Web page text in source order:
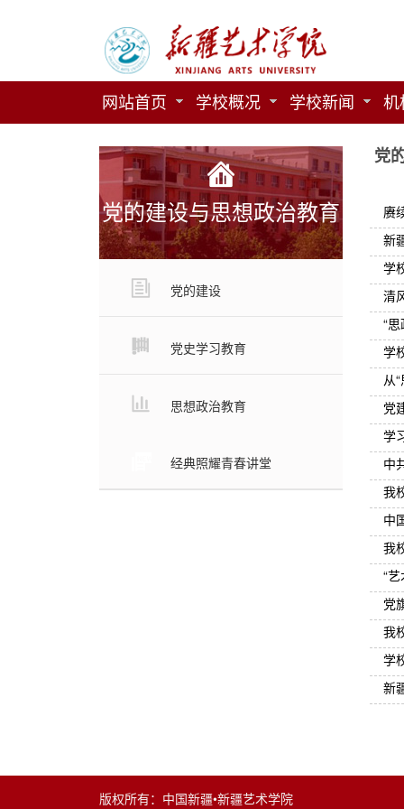
网站首页 学校概况 学校新闻 机
党的建设与思想政治教育
党的建设
党史学习教育
思想政治教育
经典照耀青春讲堂
党
赓
新
学
清
“
学
从
党
学
中
我
中
我
“
党
我
学
新
版权所有：中国新疆•新疆艺术学院